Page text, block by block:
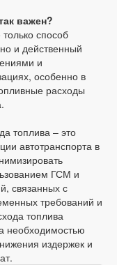
важен?
способ
и действенный
и
особенно в
расходы
топлива – это
автотранспорта в
ГСМ и
связанных с
требований и
топлива
необходимостью
издержек и